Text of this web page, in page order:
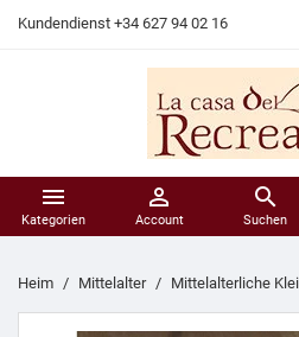
Kundendienst +34 627 94 02 16

Kategorien

Account

Suchen
Heim Mittelalter Mittelalterliche